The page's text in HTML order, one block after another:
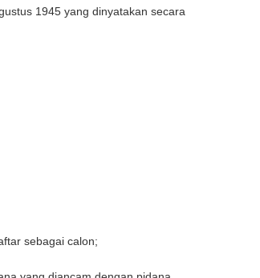
1945 yang dinyatakan secara
sebagai calon;